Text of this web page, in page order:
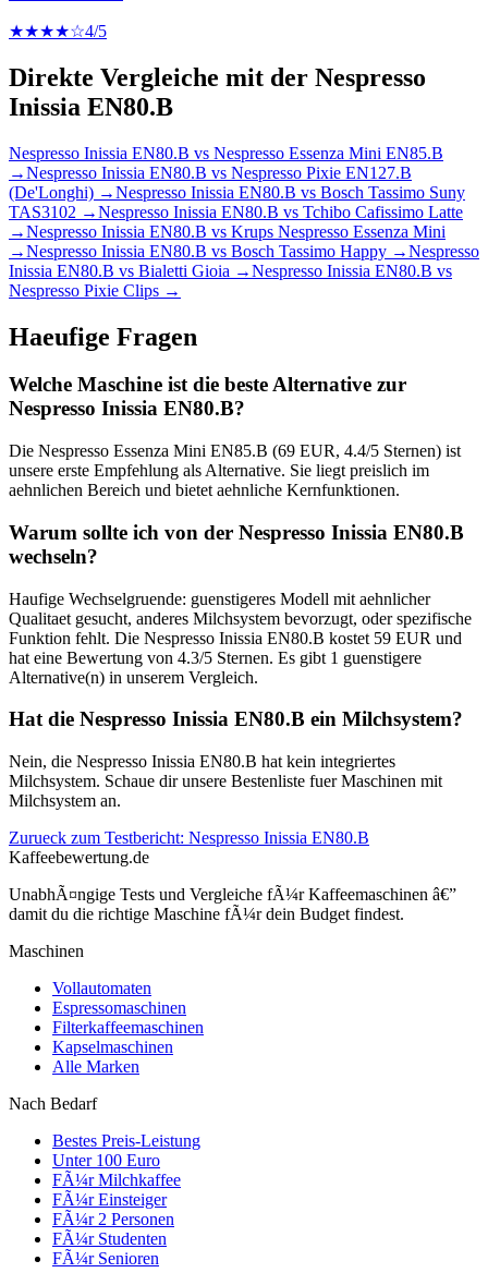
★★★★☆4/5
Direkte Vergleiche mit der Nespresso
Inissia EN80.B
Nespresso Inissia EN80.B vs Nespresso Essenza Mini EN85.B
→Nespresso Inissia EN80.B vs Nespresso Pixie EN127.B
(De'Longhi) →Nespresso Inissia EN80.B vs Bosch Tassimo Suny
TAS3102 →Nespresso Inissia EN80.B vs Tchibo Cafissimo Latte
→Nespresso Inissia EN80.B vs Krups Nespresso Essenza Mini
→Nespresso Inissia EN80.B vs Bosch Tassimo Happy →Nespresso
Inissia EN80.B vs Bialetti Gioia →Nespresso Inissia EN80.B vs
Nespresso Pixie Clips →
Haeufige Fragen
Welche Maschine ist die beste Alternative zur
Nespresso Inissia EN80.B?
Die Nespresso Essenza Mini EN85.B (69 EUR, 4.4/5 Sternen) ist
unsere erste Empfehlung als Alternative. Sie liegt preislich im
aehnlichen Bereich und bietet aehnliche Kernfunktionen.
Warum sollte ich von der Nespresso Inissia EN80.B
wechseln?
Haufige Wechselgruende: guenstigeres Modell mit aehnlicher
Qualitaet gesucht, anderes Milchsystem bevorzugt, oder spezifische
Funktion fehlt. Die Nespresso Inissia EN80.B kostet 59 EUR und
hat eine Bewertung von 4.3/5 Sternen. Es gibt 1 guenstigere
Alternative(n) in unserem Vergleich.
Hat die Nespresso Inissia EN80.B ein Milchsystem?
Nein, die Nespresso Inissia EN80.B hat kein integriertes
Milchsystem. Schaue dir unsere Bestenliste fuer Maschinen mit
Milchsystem an.
Zurueck zum Testbericht: Nespresso Inissia EN80.B
Kaffeebewertung.de
UnabhÃ¤ngige Tests und Vergleiche fÃ¼r Kaffeemaschinen â€”
damit du die richtige Maschine fÃ¼r dein Budget findest.
Maschinen
Vollautomaten
Espressomaschinen
Filterkaffeemaschinen
Kapselmaschinen
Alle Marken
Nach Bedarf
Bestes Preis-Leistung
Unter 100 Euro
FÃ¼r Milchkaffee
FÃ¼r Einsteiger
FÃ¼r 2 Personen
FÃ¼r Studenten
FÃ¼r Senioren